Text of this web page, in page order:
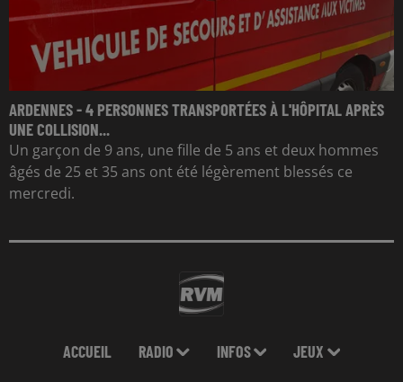
ARDENNES - 4 PERSONNES TRANSPORTÉES À L'HÔPITAL APRÈS
UNE COLLISION...
Un garçon de 9 ans, une fille de 5 ans et deux hommes
âgés de 25 et 35 ans ont été légèrement blessés ce
mercredi.
ACCUEIL RADIO INFOS JEUX